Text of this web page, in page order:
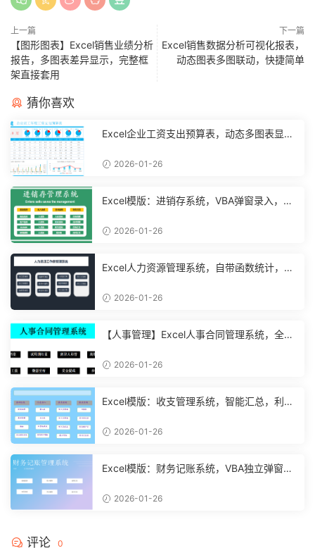
上一篇
【图形图表】Excel销售业绩分析
报告，多图表差异显示，完整框
架直接套用
下一篇
Excel销售数据分析可视化报表，
动态图表多图联动，快捷简单
猜你喜欢
Excel企业工资支出预算表，动态多图表显
2026-01-26
Excel模版：进销存系统，VBA弹窗录入，智
2026-01-26
Excel人力资源管理系统，自带函数统计，功
2026-01-26
【人事管理】Excel人事合同管理系统，全函
2026-01-26
Excel模版：收支管理系统，智能汇总，利润
2026-01-26
Excel模版：财务记账系统，VBA独立弹窗，
2026-01-26
评论 0